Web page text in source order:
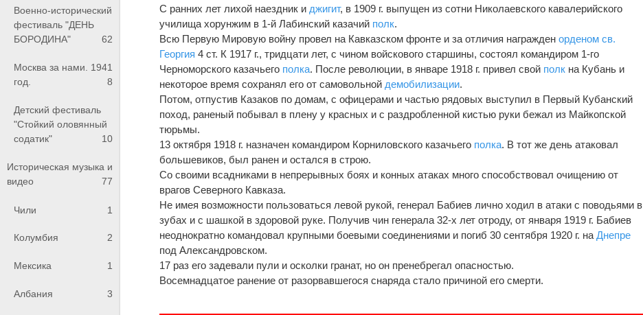
Военно-исторический
фестиваль "ДЕНЬ
БОРОДИНА"
62
Москва за нами. 1941
год.
8
Детский фестиваль
"Стойкий оловянный
содатик"
10
Историческая музыка и
видео
77
Чили 1
Колумбия 2
Мексика 1
Албания 3
С ранних лет лихой наездник и джигит, в 1909 г. выпущен из сотни Николаевского кавалерийского
училища хорунжим в 1-й Лабинский казачий полк.
Всю Первую Мировую войну провел на Кавказском фронте и за отличия награжденорденом св.
Георгия 4 ст. К 1917 г., тридцати лет, с чином войскового старшины, состоял командиром 1-го
Черноморского казачьего полка. После революции, в январе 1918 г. привел свой полк на Кубань и
некоторое время сохранял его от самовольной демобилизации.
Потом, отпустив Казаков по домам, с офицерами и частью рядовых выступил в Первый Кубанский
поход, раненый побывал в плену у красных и с раздробленной кистью руки бежал из Майкопской
тюрьмы.
13 октября 1918 г. назначен командиром Корниловского казачьего полка. В тот же день атаковал
большевиков, был ранен и остался в строю.
Со своими всадниками в непрерывных боях и конных атаках много способствовал очищению от
врагов Северного Кавказа.
Не имея возможности пользоваться левой рукой, генерал Бабиев лично ходил в атаки с поводьями в
зубах и с шашкой в здоровой руке. Получив чин генерала 32-х лет отроду, от января 1919 г. Бабиев
неоднократно командовал крупными боевыми соединениями и погиб 30 сентября 1920 г. наДнепре
под Александровском.
17 раз его задевали пули и осколки гранат, но он пренебрегал опасностью.
Восемнадцатое ранение от разорвавшегося снаряда стало причиной его смерти.